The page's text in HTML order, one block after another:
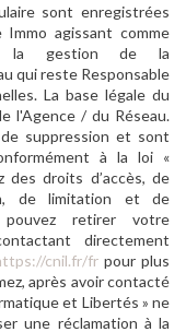
sont enregistrées
agissant comme
la gestion de la
qui reste Responsable
La base légale du
l'Agence / du Réseau.
suppression et sont
à la loi «
des droits d’accès, de
de limitation et de
retirer votre
directement
cnil.fr/fr pour plus
après avoir contacté
et Libertés » ne
une réclamation à la